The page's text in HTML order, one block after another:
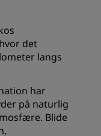
det
langs
har
på naturlig
Blide